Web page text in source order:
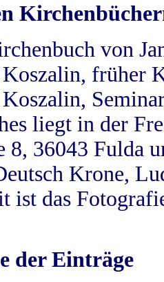
von
früher
liegt in der
8, 36043 Fulda
Krone,
ist das
der Einträge